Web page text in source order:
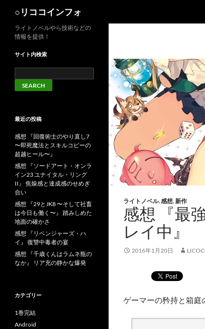
○リココインフォ
ライトノベル,感想,新作
感想 『最
レイ中』
2016年1月20日
ゲーマーの矜持と箱庭
ライトノベルやら技術などの
情報を提供！
サイト内検索
最近の投稿
感想 『回復術士のやり直し7
〜即死魔法とスキルコピーの
超越ヒール〜』
感想 『ソードアート・オンラ
イン23 ユナイタル・リング
II』 焦燥感と達成感のせめぎ
合い
感想 『29とJK8 〜そして社畜
は今日も働く〜』 踏みしめた
地面の確かさ
感想 『リベンジャーズ・ハ
イ』 復讐中毒者の宴
感想 『千歳くんはラムネ瓶の
なか』 リア充の静かな爆発
カテゴリー
1巻完結
Android